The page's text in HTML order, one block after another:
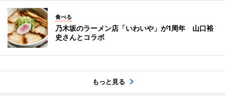
食べる
乃木坂のラーメン店「いわいや」が1周年 山口裕
史さんとコラボ
もっと見る